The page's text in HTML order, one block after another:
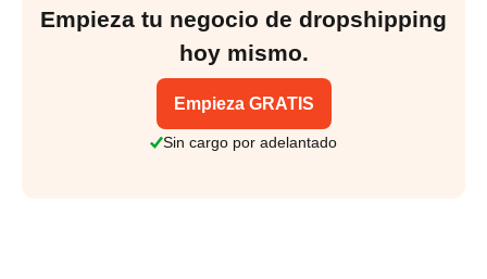
Empieza tu negocio de dropshipping
hoy mismo.
Empieza GRATIS
Sin cargo por adelantado